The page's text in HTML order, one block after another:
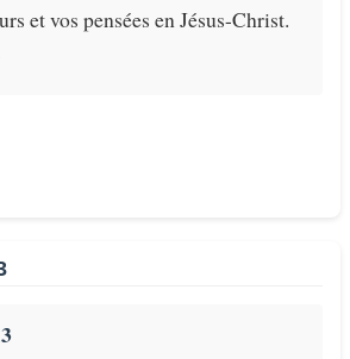
et vos pensées en Jésus-Christ.